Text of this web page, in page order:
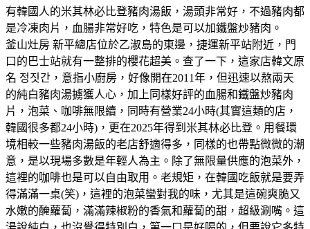
有韓國人的米其林必比登豬肉湯飯，湯頭非常好，不過豬肉都
是冷凍肉片，血腸非常好吃，特色是可以加鐵盤炒豬肉。
釜山灶房 新平總店位於乙淑島的東邊，捷運新平站附近，門
口的巴士站就有一整排的櫻花超美。查了一下，這家店韓文原
名 정짓간，意指小廚房，好像開在2011年，但迅速以熬兩天
的純白豬肉湯擄獲人心，加上同樣好評的血腸和鐵盤炒豬肉
片，泡菜、咖啡無限續，同時有營業24小時(其實這類的店，
韓國很多都24小時)，更在2025年得到米其林必比登。用餐環
境相較一些豬肉湯飯的老店舒適得多，同樣的也帶點微微的潮
意，是以現場多數是年輕人為主。除了無限量供應的泡菜外，
這裡的咖啡也是可以自由取用。老規矩，在韓國吃飯就是要弄
得滿滿一桌(笑)，這裡的泡菜蠻對我的味，尤其是這碗爽脆又
水嫩的醃蘿蔔，滿滿辣椒粉的香氣和蘿蔔的甜，超級涮嘴。這